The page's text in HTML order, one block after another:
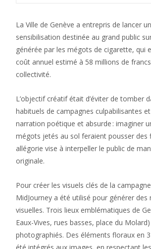
La Ville de Genève a entrepris de lancer
sensibilisation destinée au grand public
générée par les mégots de cigarette, qui
coût annuel estimé à 58 millions de
collectivité.
L’objectif créatif était d’éviter de tomber
habituels de campagnes culpabilisantes
narration poétique et absurde : imaginer
mégots jetés au sol feraient pousser des
allégorie vise à interpeller le public de
originale.
Pour créer les visuels clés de la
MidJourney a été utilisé pour générer des
visuelles. Trois lieux emblématiques de
Eaux-Vives, rues basses, place du
photographiés. Des éléments floraux en